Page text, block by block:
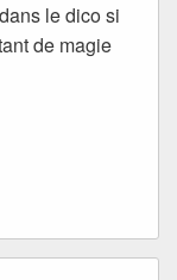
le dico si
de magie